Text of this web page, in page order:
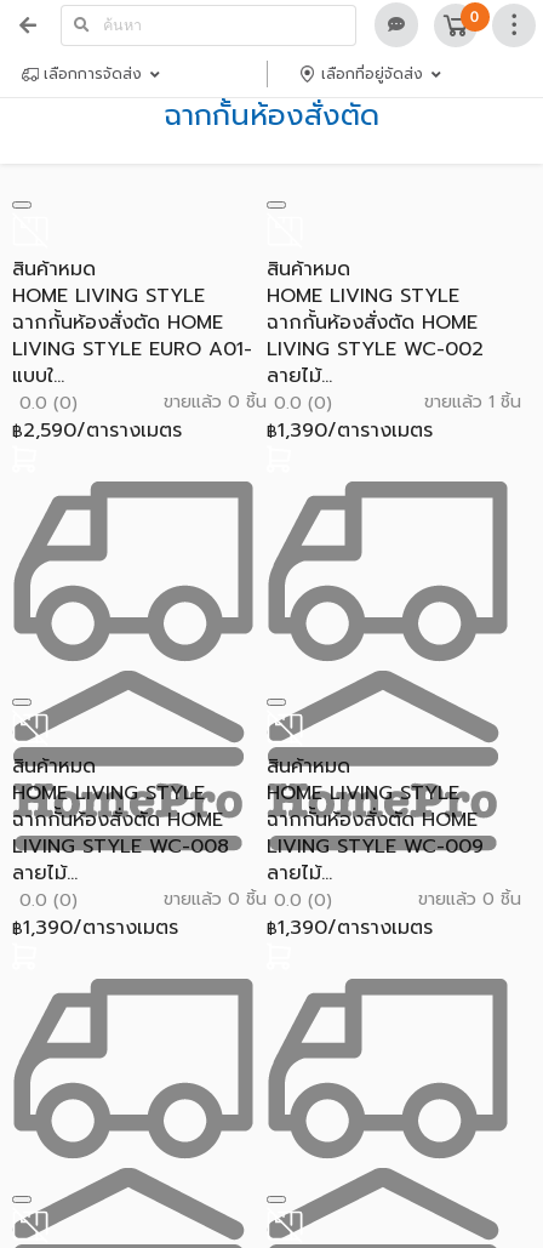
0
เลือกการจัดส่ง เลือกที่อยู่จัดส่ง
ฉากกั้นห้องสั่งตัด
สินค้าหมด
HOME LIVING STYLE
ฉากกั้นห้องสั่งตัด HOME
LIVING STYLE EURO A01-
แบบใ...
0.0 (0) ขายแล้ว 0 ชิ้น
฿2,590/ตารางเมตร
สินค้าหมด
HOME LIVING STYLE
ฉากกั้นห้องสั่งตัด HOME
LIVING STYLE WC-002
ลายไม้...
0.0 (0) ขายแล้ว 1 ชิ้น
฿1,390/ตารางเมตร
สินค้าหมด
HOME LIVING STYLE
ฉากกั้นห้องสั่งตัด HOME
LIVING STYLE WC-008
ลายไม้...
0.0 (0) ขายแล้ว 0 ชิ้น
฿1,390/ตารางเมตร
สินค้าหมด
HOME LIVING STYLE
ฉากกั้นห้องสั่งตัด HOME
LIVING STYLE WC-009
ลายไม้...
0.0 (0) ขายแล้ว 0 ชิ้น
฿1,390/ตารางเมตร